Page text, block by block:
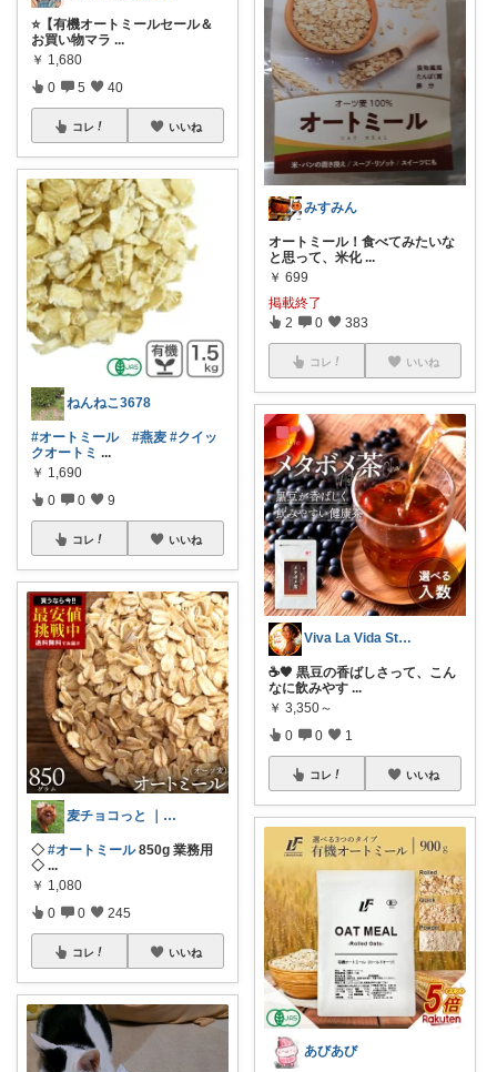
⭐️【有機オートミールセール＆
お買い物マラ ...
￥ 1,680
0 5 40
コレ いいね
ねんねこ3678
#オートミール #燕麦 #クイッ
クオートミ ...
￥ 1,690
0 0 9
コレ いいね
麦チョコっと ｜ キッズ＆ベビー 夏
◇ #オートミール850g 業務用
◇ ...
￥ 1,080
0 0 245
コレ いいね
みすみん
オートミール！食べてみたいな
と思って、米化 ...
￥ 699
掲載終了
2 0 383
コレ いいね
Viva La Vida Studio
☕🖤 黒豆の香ばしさって、こん
なに飲みやす ...
￥ 3,350～
0 0 1
コレ いいね
あびあび